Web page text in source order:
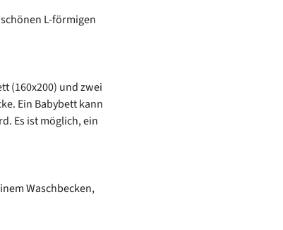
L-förmigen
(160x200) und zwei
Ein Babybett kann
Es ist möglich, ein
Waschbecken,